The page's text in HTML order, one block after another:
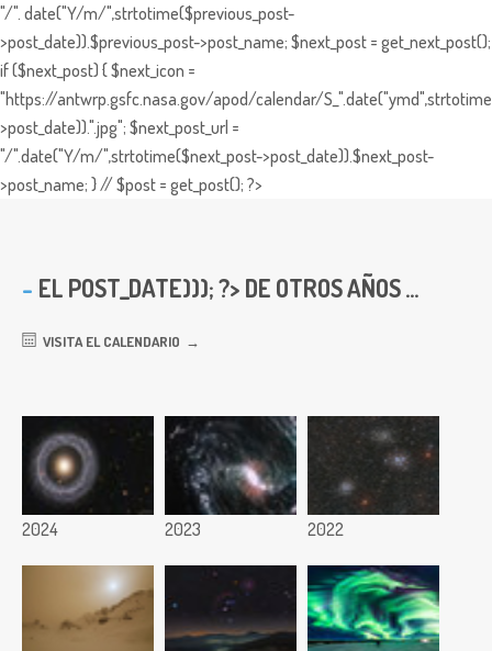
"/". date("Y/m/",strtotime($previous_post-
>post_date)).$previous_post->post_name; $next_post = get_next_post();
if ($next_post) { $next_icon =
"https://antwrp.gsfc.nasa.gov/apod/calendar/
>post_date)).".jpg"; $next_post_url =
"/".date("Y/m/",strtotime($next_post->post_date)).$next_post-
>post_name; } // $post = get_post(); ?>
EL POST_DATE))); ?> DE OTROS AÑOS ...
VISITA EL CALENDARIO
2024 2023 2022